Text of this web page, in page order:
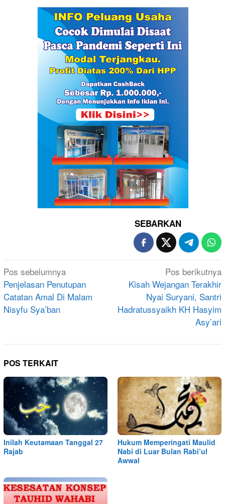
SEBARKAN
Navigasi
pos
Pos sebelumnya
Penjelasan Penutupan
Catatan Amal Di Malam
Nisyfu Sya’ban
Pos berikutnya
Kisah Wejangan Terakhir
Nyai Suryani, Santri
Hadratussyaikh KH Hasyim
Asy’ari
POS TERKAIT
Inilah Keutamaan Tanggal 27
Rajab
Hukum Memperingati Maulid
Nabi di Luar Bulan Rabi’ul
Awwal